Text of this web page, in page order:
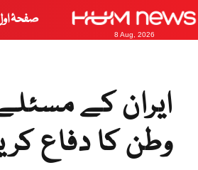
8 Aug, 2026
صفحۂ
ایران کے
وطن کا دفاع